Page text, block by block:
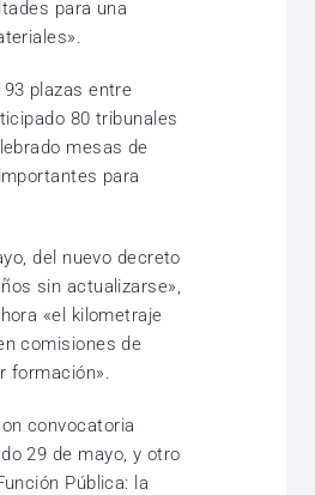
para una
plazas entre
80 tribunales
mesas de
para
del nuevo decreto
sin actualizarse»,
«el kilometraje
comisiones de
formación».
convocatoria
29 de mayo, y otro
Pública: la